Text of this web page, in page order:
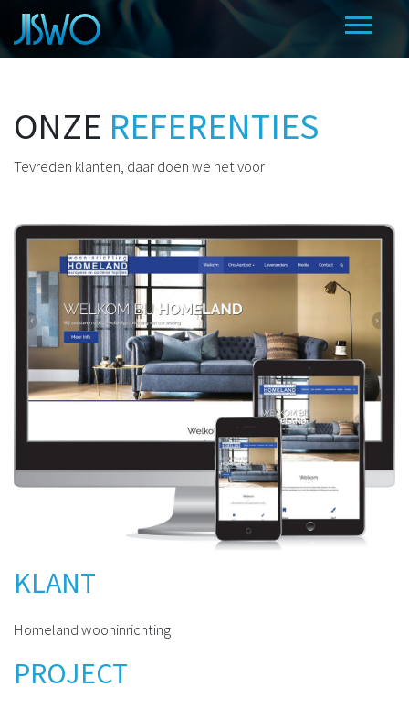
ONZE REFERENTIES
Tevreden klanten, daar doen we het voor
KLANT
Homeland wooninrichting
PROJECT